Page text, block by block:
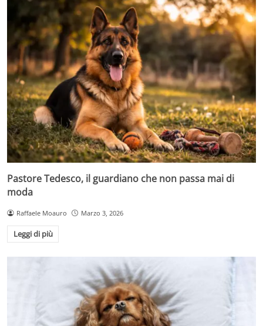
Pastore Tedesco, il guardiano che non passa mai di
moda
Raffaele Moauro Marzo 3, 2026
Leggi di più